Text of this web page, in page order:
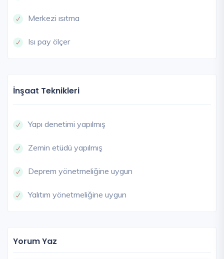
Merkezi ısıtma
Isı pay ölçer
İnşaat Teknikleri
Yapı denetimi yapılmış
Zemin etüdü yapılmış
Deprem yönetmeliğine uygun
Yalıtım yönetmeliğine uygun
Yorum Yaz